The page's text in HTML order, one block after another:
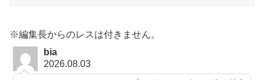
※編集長からのレスは付きません。
bia
2026.08.03